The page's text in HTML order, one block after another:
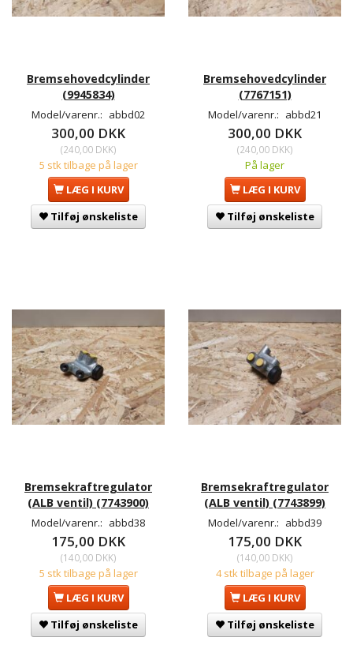
Bremsehovedcylinder
(9945834)
Model/varenr.: abbd02
300,00 DKK
(240,00 DKK)
5 stk tilbage på lager
LÆG I KURV
Tilføj ønskeliste
Bremsehovedcylinder
(7767151)
Model/varenr.: abbd21
300,00 DKK
(240,00 DKK)
På lager
LÆG I KURV
Tilføj ønskeliste
Bremsekraftregulator
(ALB ventil) (7743900)
Model/varenr.: abbd38
175,00 DKK
(140,00 DKK)
5 stk tilbage på lager
LÆG I KURV
Tilføj ønskeliste
Bremsekraftregulator
(ALB ventil) (7743899)
Model/varenr.: abbd39
175,00 DKK
(140,00 DKK)
4 stk tilbage på lager
LÆG I KURV
Tilføj ønskeliste